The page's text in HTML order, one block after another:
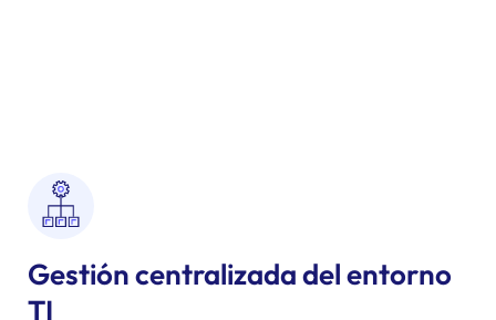
Gestión centralizada del entorno
TI